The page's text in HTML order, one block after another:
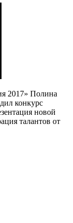
2017» Полина
конкурс
новой
талантов от